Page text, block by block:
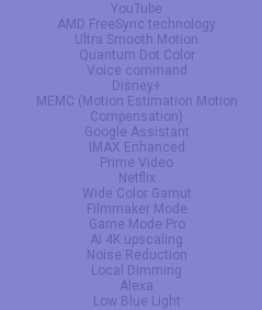
YouTube
AMD FreeSync technology
Ultra Smooth Motion
Quantum Dot Color
Voice command
Disney+
MEMC (Motion Estimation Motion
Compensation)
Google Assistant
IMAX Enhanced
Prime Video
Netflix
Wide Color Gamut
Filmmaker Mode
Game Mode Pro
AI 4K upscaling
Noise Reduction
Local Dimming
Alexa
Low Blue Light